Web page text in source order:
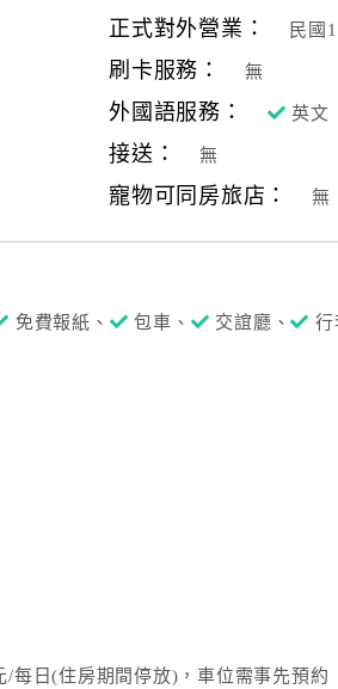
正式對外營業： 民國
刷卡服務： 無
外國語服務： 英文
接送： 無
寵物可同房旅店： 無
免費報紙、 包車、 交誼廳、 行
/每日(住房期間停放)，車位需事先預約